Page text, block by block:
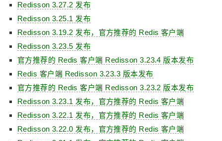
Redisson 3.27.2 发布
Redisson 3.25.1 发布
Redisson 3.19.2 发布，官方推荐的 Redis 客户端
Redisson 3.23.5 发布
官方推荐的 Redis 客户端 Redisson 3.23.4 版本发布
Redis 客户端 Redisson 3.23.3 版本发布
官方推荐的 Redis 客户端 Redisson 3.23.2 版本发布
Redisson 3.23.1 发布，官方推荐的 Redis 客户端
Redisson 3.22.1 发布，官方推荐的 Redis 客户端
Redisson 3.22.0 发布，官方推荐的 Redis 客户端